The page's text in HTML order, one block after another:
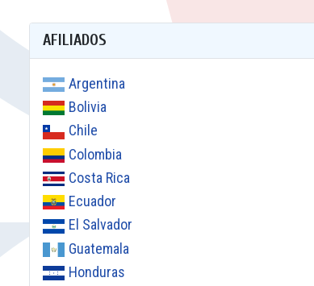
AFILIADOS
Argentina
Bolivia
Chile
Colombia
Costa Rica
Ecuador
El Salvador
Guatemala
Honduras